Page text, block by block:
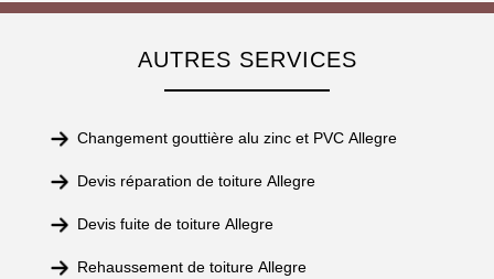
AUTRES SERVICES
Changement gouttière alu zinc et PVC Allegre
Devis réparation de toiture Allegre
Devis fuite de toiture Allegre
Rehaussement de toiture Allegre